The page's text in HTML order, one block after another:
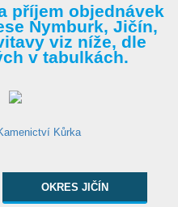
příjem objednávek
Nymburk, Jičín,
viz níže, dle
v tabulkách.
OKRES JIČÍN